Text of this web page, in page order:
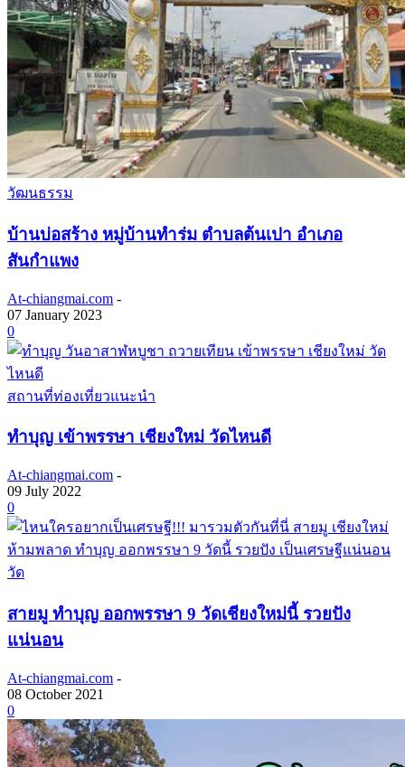
วัฒนธรรม
บ้านบ่อสร้าง หมู่บ้านทำร่ม ตำบลต้นเปา อำเภอ
สันกำแพง
At-chiangmai.com -
07 January 2023
0
สถานที่ท่องเที่ยวแนะนำ
ทำบุญ เข้าพรรษา เชียงใหม่ วัดไหนดี
At-chiangmai.com -
09 July 2022
0
วัด
สายมู ทำบุญ ออกพรรษา 9 วัดเชียงใหม่นี้ รวยปัง
แน่นอน
At-chiangmai.com -
08 October 2021
0